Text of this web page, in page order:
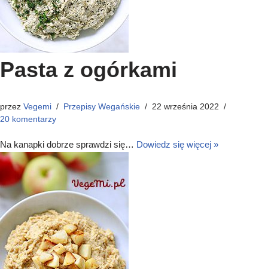
Pasta z ogórkami
przez Vegemi Przepisy Wegańskie
22 września 2022
20 komentarzy
Na kanapki dobrze sprawdzi się… Dowiedz się więcej »